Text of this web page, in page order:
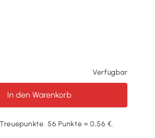
Verfügbar
In den Warenkorb
56 Punkte = 0,56 €.